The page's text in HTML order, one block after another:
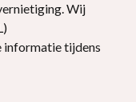
Wij
informatie tijdens